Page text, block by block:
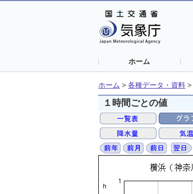
ホーム
ホーム > 各種データ・資料 >
１時間ごとの値